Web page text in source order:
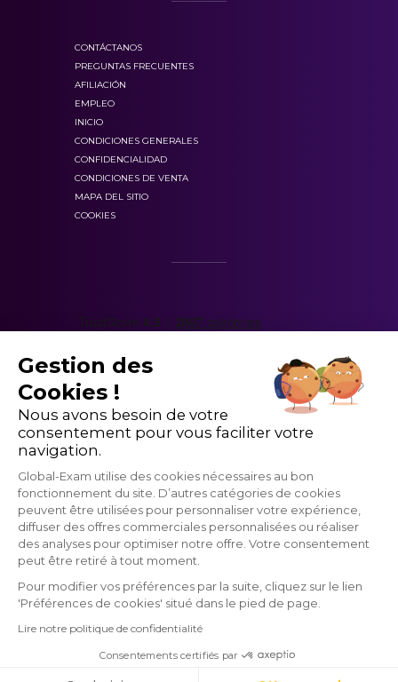
CONTÁCTANOS
PREGUNTAS FRECUENTES
AFILIACIÓN
EMPLEO
INICIO
CONDICIONES GENERALES
CONFIDENCIALIDAD
CONDICIONES DE VENTA
MAPA DEL SITIO
COOKIES
administran exámenes oficiales como TOEIC®, Linguaskill (Bulats),
TOEFL®, BRIGHT, IELTS, Cambridge, Pipplet, LanguageCert, HSK®,
DELE, DELF, TCF y WiDaF. © 2026 GlobalExam
Gestion des
Cookies !
Nous avons besoin de votre
consentement pour vous faciliter votre
navigation.
Global-Exam utilise des cookies nécessaires au bon
fonctionnement du site. D’autres catégories de cookies
peuvent être utilisées pour personnaliser votre expérience,
diffuser des offres commerciales personnalisées ou réaliser
des analyses pour optimiser notre offre. Votre consentement
peut être retiré à tout moment.
Pour modifier vos préférences par la suite, cliquez sur le lien
'Préférences de cookies' situé dans le pied de page.
Lire notre politique de confidentialité
Consentements certifiés par
Cookies